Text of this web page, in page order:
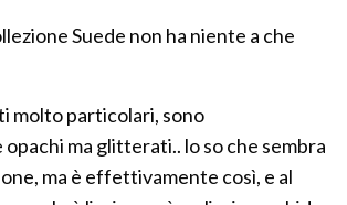
Suede non ha niente a che
molto particolari, sono
ma glitterati.. lo so che sembra
ma è effettivamente così, e al